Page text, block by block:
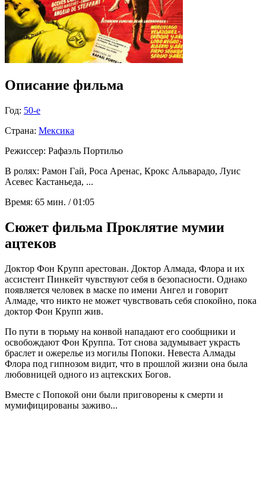
Описание фильма
Год: 50-е
Страна: Мексика
Режиссер: Рафаэль Портильо
В ролях: Рамон Гай, Роса Аренас, Крокс Альварадо, Луис
Асевес Кастаньеда, ...
Время: 65 мин. / 01:05
Сюжет фильма Проклятие мумии
ацтеков
Доктор Фон Крупп арестован. Доктор Алмада, Флора и их
ассистент Пинкейт чувствуют себя в безопасности. Однако
появляется человек в маске по имени Ангел и говорит
Алмаде, что никто не может чувствовать себя спокойно, пока
доктор Фон Крупп жив.
По пути в тюрьму на конвой нападают его сообщники и
освобождают Фон Круппа. Тот снова задумывает украсть
браслет и ожерелье из могилы Попоки. Невеста Алмады
Флора под гипнозом видит, что в прошлой жизни она была
любовницей одного из ацтекских Богов.
Вместе с Попокой они были приговорены к смерти и
мумифицированы заживо...